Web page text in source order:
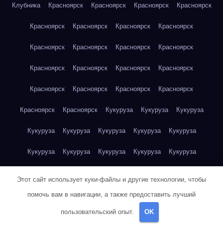
Клубника Красноярск Красноярск Красноярск Красноярск
Красноярск Красноярск Красноярск Красноярск
Красноярск Красноярск Красноярск Красноярск
Красноярск Красноярск Красноярск Красноярск
Красноярск Красноярск Красноярск Красноярск
Красноярск Красноярск Кукуруза Кукуруза Кукуруза
Кукуруза Кукуруза Кукуруза Кукуруза Кукуруза
Кукуруза Кукуруза Кукуруза Кукуруза Кукуруза
Куриная грудка Куриная грудка Куриная грудка
Куриная грудка Куриная грудка Куриная грудка
Этот сайт использует куки-файлы и другие технологии, чтобы
помочь вам в навигации, а также предоставить лучший
пользовательский опыт. OK